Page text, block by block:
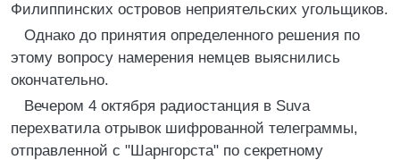
Филиппинских островов неприятельских угольщиков.
Однако до принятия определенного решения по
этому вопросу намерения немцев выяснились
окончательно.
Вечером 4 октября радиостанция в Suva
перехватила отрывок шифрованной телеграммы,
отправленной с "Шарнгорста" по секретному